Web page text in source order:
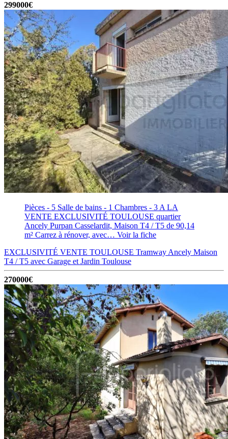
299000€
Pièces - 5 Salle de bains - 1 Chambres - 3 A LA
VENTE EXCLUSIVITÉ TOULOUSE quartier
Ancely Purpan Casselardit, Maison T4 / T5 de 90,14
m² Carrez à rénover, avec… Voir la fiche
EXCLUSIVITÉ VENTE TOULOUSE Tramway Ancely Maison
T4 / T5 avec Garage et Jardin Toulouse
270000€